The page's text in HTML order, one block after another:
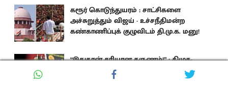
கரூர் கொடுந்துயரம் : சாட்சிகளை
அச்சுறுத்தும் விஜய் - உச்சநீதிமன்ற
கண்காணிப்புக் குழுவிடம் தி.மு.க. மனு!
“இதுதான் சரியான தருணம்!” : திமுக-
விற்கான மறுசீரமைப்பு ஆலோசனைக் குழு
பட்டியலை வெளியிட்டார் மு.க.ஸ்டாலின்!